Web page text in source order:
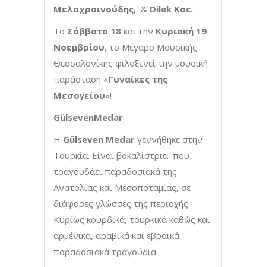
Μελαχροινούδης, & Dilek Koc.
Το Σάββατο 18 και την Κυριακή 19
Νοεμβρίου, το Μέγαρο Μουσικής
Θεσσαλονίκης φιλοξενεί την μουσική
παράσταση «Γυναίκες της
Μεσογείου»!
GülsevenMedar
Η Gülseven Medar γεννήθηκε στην
Τουρκία. Είναι βοκαλίστρια που
τραγουδάει παραδοσιακά της
Ανατολίας και Μεσοποταμίας, σε
διάφορες γλώσσες της περιοχής.
Κυρίως κουρδικά, τουρκικά καθώς και
αρμένικα, αραβικά και εβραϊκά
παραδοσιακά τραγούδια.